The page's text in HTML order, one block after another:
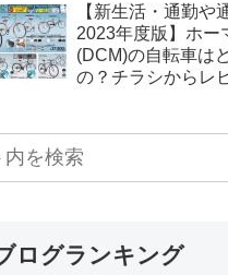
【新生活・通勤や
2023年度版】ホー
(DCM)の自転車は
の？チラシからレ
ログランキング